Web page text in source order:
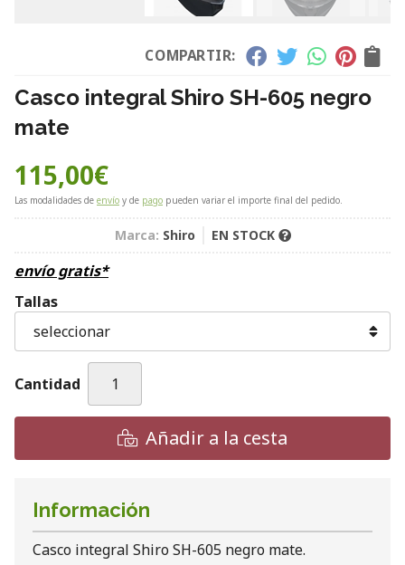
COMPARTIR:
Casco integral Shiro SH-605 negro
mate
115,00€
Las modalidades de envío y de pago pueden variar el importe final del pedido.
Marca: Shiro EN STOCK
envío gratis*
Tallas
Cantidad
Añadir a la cesta
Información
Casco integral Shiro SH-605 negro mate.